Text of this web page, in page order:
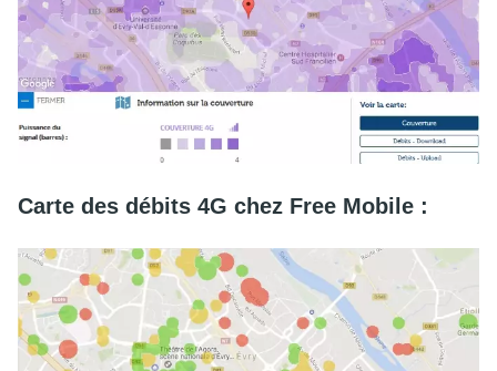
Carte des débits 4G chez Free Mobile :